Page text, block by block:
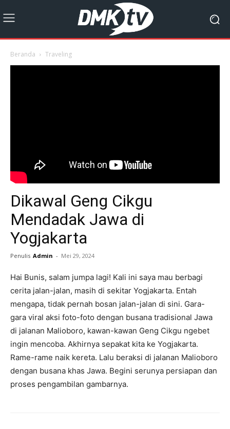
Beranda Traveling
Dikawal Geng Cikgu
Mendadak Jawa di
Yogjakarta
Penulis Admin - Mei 29, 2024
Hai Bunis, salam jumpa lagi! Kali ini saya mau berbagi
cerita jalan-jalan, masih di sekitar Yogjakarta. Entah
mengapa, tidak pernah bosan jalan-jalan di sini. Gara-
gara viral aksi foto-foto dengan busana tradisional Jawa
di jalanan Malioboro, kawan-kawan Geng Cikgu ngebet
ingin mencoba. Akhirnya sepakat kita ke Yogjakarta.
Rame-rame naik kereta. Lalu beraksi di jalanan Malioboro
dengan busana khas Jawa. Begini serunya persiapan dan
proses pengambilan gambarnya.